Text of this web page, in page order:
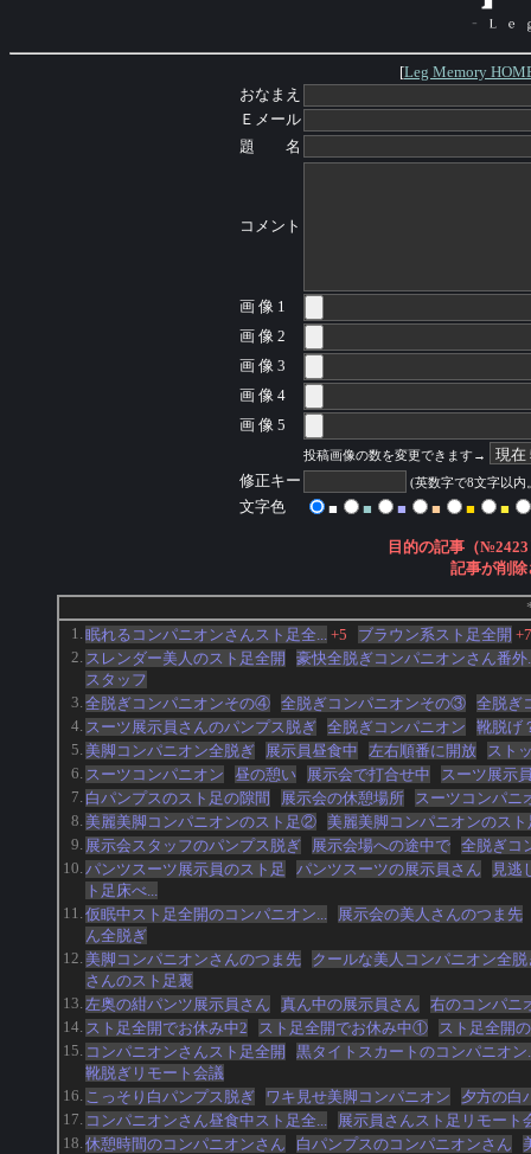
[Leg Memory
おなまえ
Ｅメール
題 名
コメント
画 像 1
画 像 2
画 像 3
画 像 4
画 像 5
投稿画像の数を変更できます→
修正キー (英数字で8文字以内
文字色 ■ ■ ■ ■ ■ ■
目的の記事（
記事が削
1. 眠れるコンパニオンさんスト足全... +5 ブラウン系スト足全開 +7
2. スレンダー美人のスト足全開
豪快全脱ぎコンパニオンさん番外
スタッフ
3. 全脱ぎコンパニオンその④ 全脱ぎコンパニオンその③ 全脱ぎ
4. スーツ展示員さんのパンプス脱ぎ 全脱ぎコンパニオン
靴脱げ
5. 美脚コンパニオン全脱ぎ 展示員昼食中 左右順番に開放
スト
6. スーツコンパニオン 昼の憩い 展示会で打合せ中
スーツ展示
7. 白パンプスのスト足の隙間 展示会の休憩場所
スーツコンパニ
8. 美麗美脚コンパニオンのスト足②
美麗美脚コンパニオンのス
9. 展示会スタッフのパンプス脱ぎ 展示会場への途中で 全脱ぎコ
10. パンツスーツ展示員のスト足 パンツスーツの展示員さん
見逃
ト足床べ...
11. 仮眠中スト足全開のコンパニオン...
展示会の美人さんのつま先
ん全脱ぎ
12. 美脚コンパニオンさんのつま先
クールな美人コンパニオン全脱
さんのスト足裏
13. 左奥の紺パンツ展示員さん 真ん中の展示員さん
右のコンパニ
14. スト足全開でお休み中2 スト足全開でお休み中①
スト足全開
15. コンパニオンさんスト足全開
黒タイトスカートのコンパニオン
靴脱ぎリモート会議
16. こっそり白パンプス脱ぎ ワキ見せ美脚コンパニオン
夕方の白
17. コンパニオンさん昼食中スト足全...
展示員さんスト足リモート
18. 休憩時間のコンパニオンさん 白パンプスのコンパニオンさん